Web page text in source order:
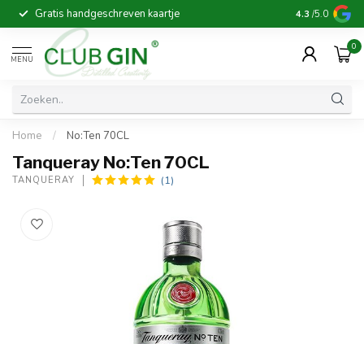
Gratis handgeschreven kaartje Voor 16:00
4.3 /5.0
MENU
0
Home / No:Ten 70CL
Tanqueray No:Ten 70CL
TANQUERAY (1)